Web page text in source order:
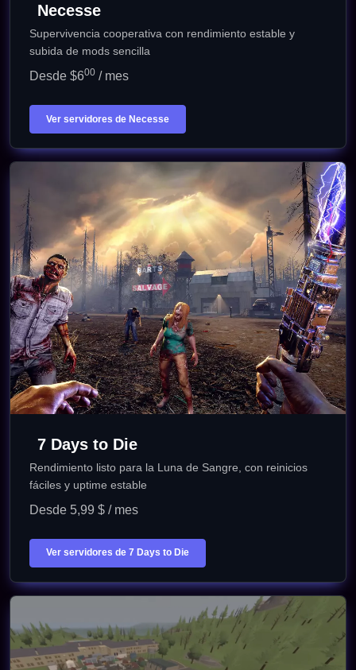
Necesse
Supervivencia cooperativa con rendimiento estable y
subida de mods sencilla
Desde $600 / mes
Ver servidores de Necesse
7 Days to Die
Rendimiento listo para la Luna de Sangre, con reinicios
fáciles y uptime estable
Desde 5,99 $ / mes
Ver servidores de 7 Days to Die